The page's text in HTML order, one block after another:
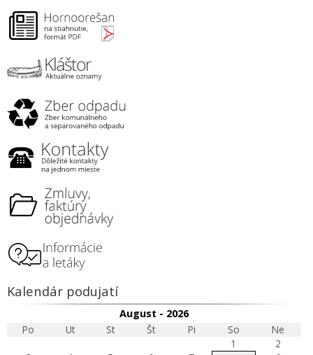
Kalendár podujatí
August - 2026
Po
Ut St Št Pi So
Ne
1
2